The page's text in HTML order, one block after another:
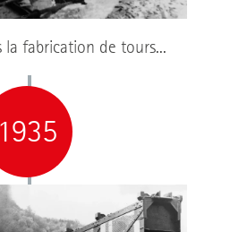
la fabrication de tours...
1935